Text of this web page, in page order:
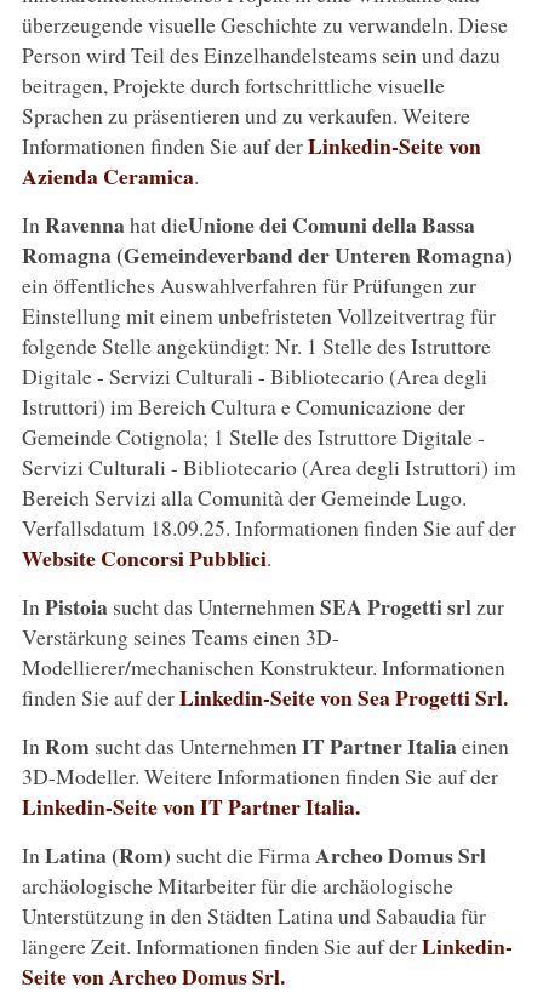
überzeugende visuelle Geschichte zu verwandeln. Diese
Person wird Teil des Einzelhandelsteams sein und dazu
beitragen, Projekte durch fortschrittliche visuelle
Sprachen zu präsentieren und zu verkaufen. Weitere
Informationen finden Sie auf derLinkedin-Seite von
Azienda Ceramica.
In Ravennahat dieUnione dei Comuni della Bassa
Romagna (Gemeindeverband der Unteren Romagna)
ein öffentliches Auswahlverfahren für Prüfungen zur
Einstellung mit einem unbefristeten Vollzeitvertrag für
folgende Stelle angekündigt: Nr. 1 Stelle des Istruttore
Digitale - Servizi Culturali - Bibliotecario (Area degli
Istruttori) im Bereich Cultura e Comunicazione der
Gemeinde Cotignola; 1 Stelle des Istruttore Digitale -
Servizi Culturali - Bibliotecario (Area degli Istruttori) im
Bereich Servizi alla Comunità der Gemeinde Lugo.
Verfallsdatum 18.09.25. Informationen finden Sie auf der
Website Concorsi Pubblici.
In Pistoia sucht das Unternehmen SEAProgettisrl zur
Verstärkung seines Teams einen 3D-
Modellierer/mechanischen Konstrukteur. Informationen
finden Sie auf derLinkedin-Seite von Sea Progetti Srl.
In Rom sucht das Unternehmen IT Partner Italiaeinen
3D-Modeller. Weitere Informationen finden Sie auf der
Linkedin-Seite von IT Partner Italia.
In Latina(Rom) sucht die Firma Archeo Domus Srl
archäologische Mitarbeiter für die archäologische
Unterstützung in den Städten Latina und Sabaudia für
längere Zeit. Informationen finden Sie auf derLinkedin-
Seite von Archeo Domus Srl.